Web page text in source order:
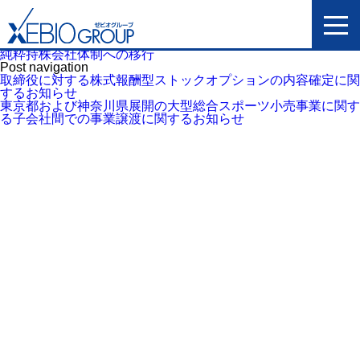
純粋持株会社体制への移行
Post navigation
取締役に対する株式報酬型ストックオプションの内容確定に関
するお知らせ
東京都および神奈川県展開の大型総合スポーツ小売事業に関す
る子会社間での事業譲渡に関するお知らせ